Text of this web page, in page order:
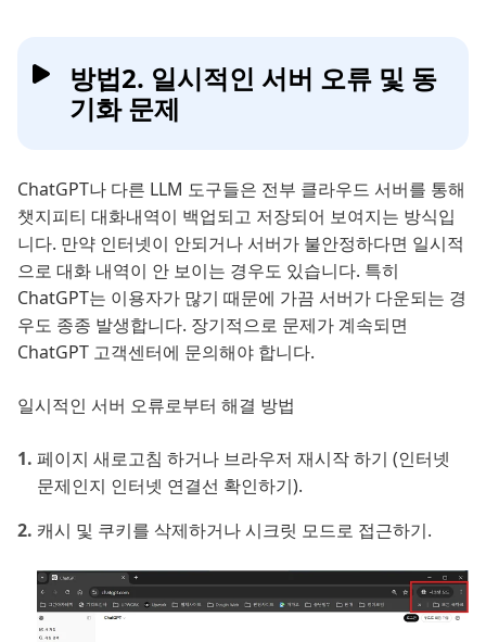
방법2. 일시적인 서버 오류 및 동
기화 문제
ChatGPT나 다른 LLM 도구들은 전부 클라우드 서버를 통해
챗지피티 대화내역이 백업되고 저장되어 보여지는 방식입
니다. 만약 인터넷이 안되거나 서버가 불안정하다면 일시적
으로 대화 내역이 안 보이는 경우도 있습니다. 특히
ChatGPT는 이용자가 많기 때문에 가끔 서버가 다운되는 경
우도 종종 발생합니다. 장기적으로 문제가 계속되면
ChatGPT 고객센터에 문의해야 합니다.
일시적인 서버 오류로부터 해결 방법
페이지 새로고침 하거나 브라우저 재시작 하기 (인터넷
문제인지 인터넷 연결선 확인하기).
캐시 및 쿠키를 삭제하거나 시크릿 모드로 접근하기.